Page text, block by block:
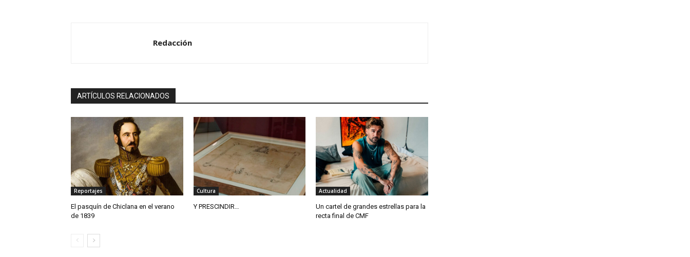
Redacción
ARTÍCULOS RELACIONADOS
Reportajes
El pasquín de Chiclana en el verano
de 1839
Cultura
Y PRESCINDIR…
Actualidad
Un cartel de grandes estrellas para la
recta final de CMF